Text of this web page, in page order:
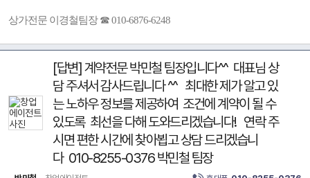
상가전문 이경철팀장 ☎ 010-6876-6248
[답변] 계약전문 박민철 팀장입니다^^ 대표님 상
담 주셔서 감사드립니다 ^^ 최대한 제가 알고 있
는 노하우 정보를 제공하여 조건에 계약이 될 수
있도록 최선을 다해 도와드리겠습니다! 연락 주
시면 편한 시간에 찾아뵙고 상담 드리겠습니
다 010-8255-0376 박민철 팀장